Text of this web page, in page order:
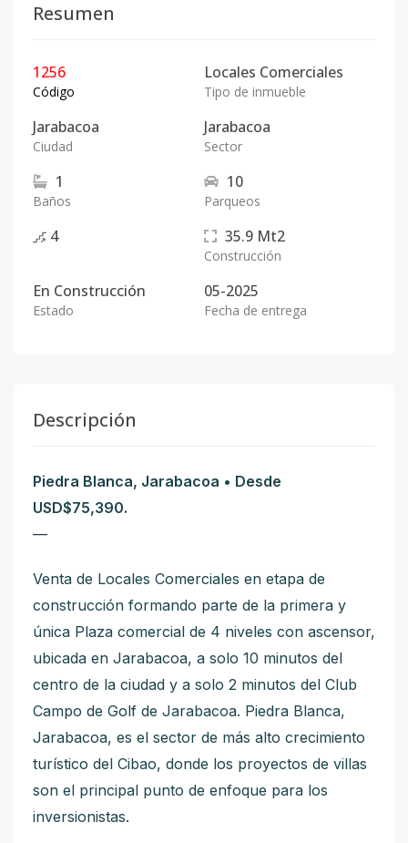
Resumen
1256
Código
Locales Comerciales
Tipo de inmueble
Jarabacoa
Ciudad
Jarabacoa
Sector
1
Baños
10
Parqueos
4 35.9 Mt2
Construcción
En Construcción
Estado
05-2025
Fecha de entrega
Descripción
Piedra Blanca, Jarabacoa • Desde
USD$75,390.
—
Venta de Locales Comerciales en etapa de
construcción formando parte de la primera y
única Plaza comercial de 4 niveles con ascensor,
ubicada en Jarabacoa, a solo 10 minutos del
centro de la ciudad y a solo 2 minutos del Club
Campo de Golf de Jarabacoa. Piedra Blanca,
Jarabacoa, es el sector de más alto crecimiento
turístico del Cibao, donde los proyectos de villas
son el principal punto de enfoque para los
inversionistas.